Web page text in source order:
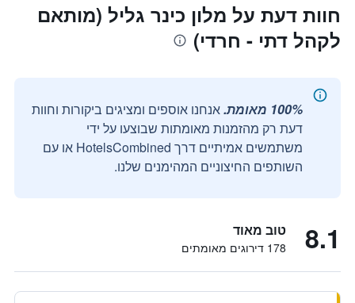
חוות דעת על מלון כינר גליל (מותאם
לקהל דתי - חרדי)
100% מאומת.
אנחנו אוספים ומציגים ביקורות וחוות
דעת רק מהזמנות מאומתות שבוצעו על ידי
משתמשים אמיתיים דרך HotelsCombined או עם
השותפים החיצוניים המהימנים שלנו.
8.1 טוב מאוד
178 דירוגים מאומתים